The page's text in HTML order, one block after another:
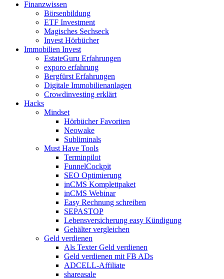
Finanzwissen
Börsenbildung
ETF Investment
Magisches Sechseck
Invest Hörbücher
Immobilien Invest
EstateGuru Erfahrungen
exporo erfahrung
Bergfürst Erfahrungen
Digitale Immobilienanlagen
Crowdinvesting erklärt
Hacks
Mindset
Hörbücher Favoriten
Neowake
Subliminals
Must Have Tools
Terminpilot
FunnelCockpit
SEO Optimierung
inCMS Komplettpaket
inCMS Webinar
Easy Rechnung schreiben
SEPASTOP
Lebensversicherung easy Kündigung
Gehälter vergleichen
Geld verdienen
Als Texter Geld verdienen
Geld verdienen mit FB ADs
ADCELL-Affiliate
shareasale